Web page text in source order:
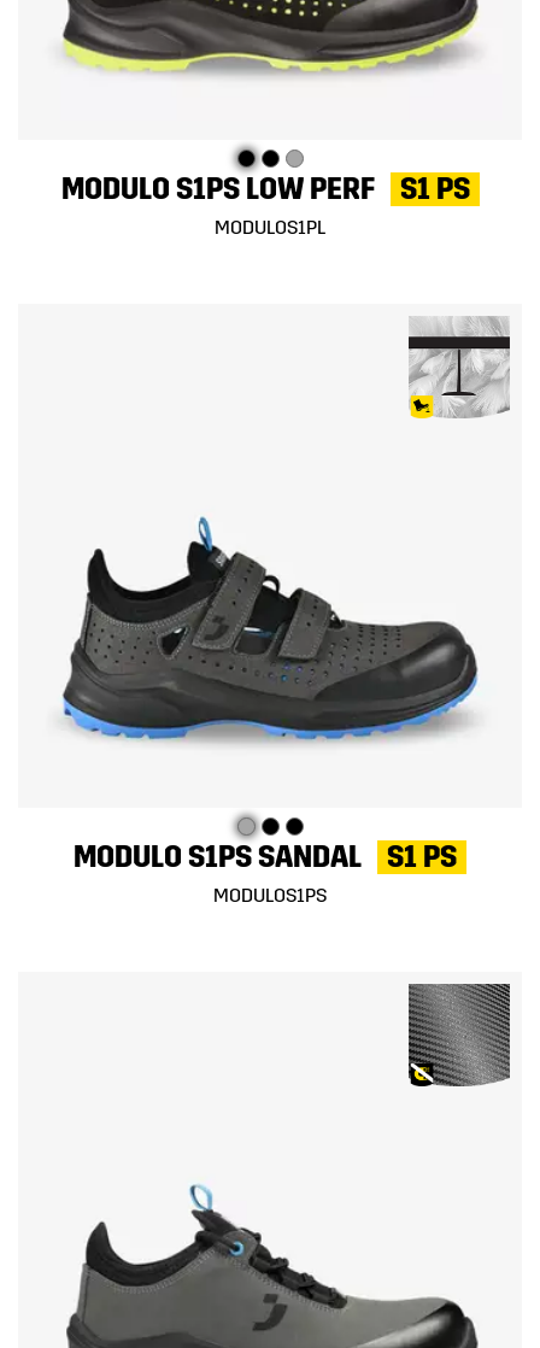
MODULO S1PS LOW PERF S1 PS
MODULOS1PL
MODULO S1PS SANDAL S1 PS
MODULOS1PS